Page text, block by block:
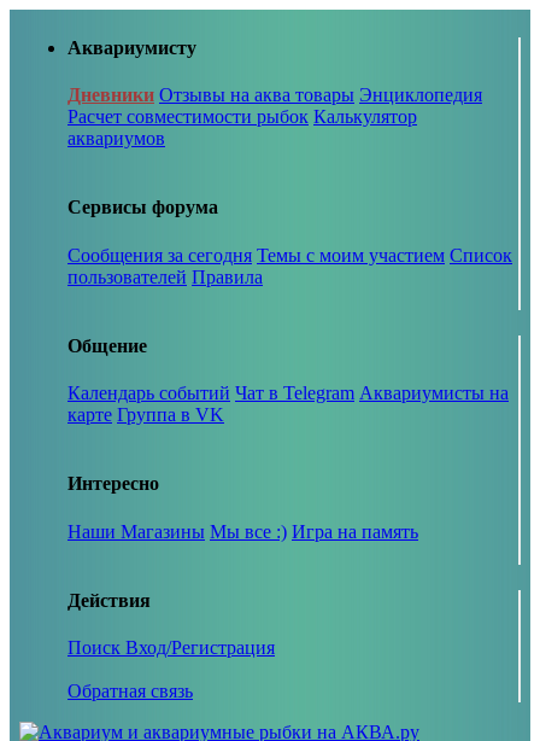
Аквариумисту
Дневники Отзывы на аква товары Энциклопедия
Расчет совместимости рыбок Калькулятор
аквариумов
Сервисы форума
Сообщения за сегодня Темы с моим участием Список
пользователей Правила
Общение
Календарь событий Чат в Telegram Аквариумисты на
карте Группа в VK
Интересно
Наши Магазины Мы все :) Игра на память
Действия
Поиск Вход/Регистрация
Обратная связь